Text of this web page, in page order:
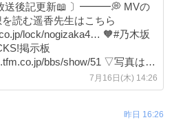
送後記更新📖 〕━━━💭 MVの
読む遥香先生はこちら
lock/nogizaka4… 🧡#乃木坂
掲示板
bbs/show/51 ▽写真はこ
から▽ 💚遥香先生宛のメール
lock/nogizaka4… 🎈今日の復
listen/radiko/… 『是非に及
7月16日(木) 14:26
昨日 16:26